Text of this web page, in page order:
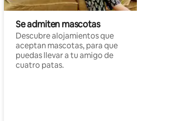
Se admiten mascotas
Descubre alojamientos que
aceptan mascotas, para que
puedas llevar a tu amigo de
cuatro patas.